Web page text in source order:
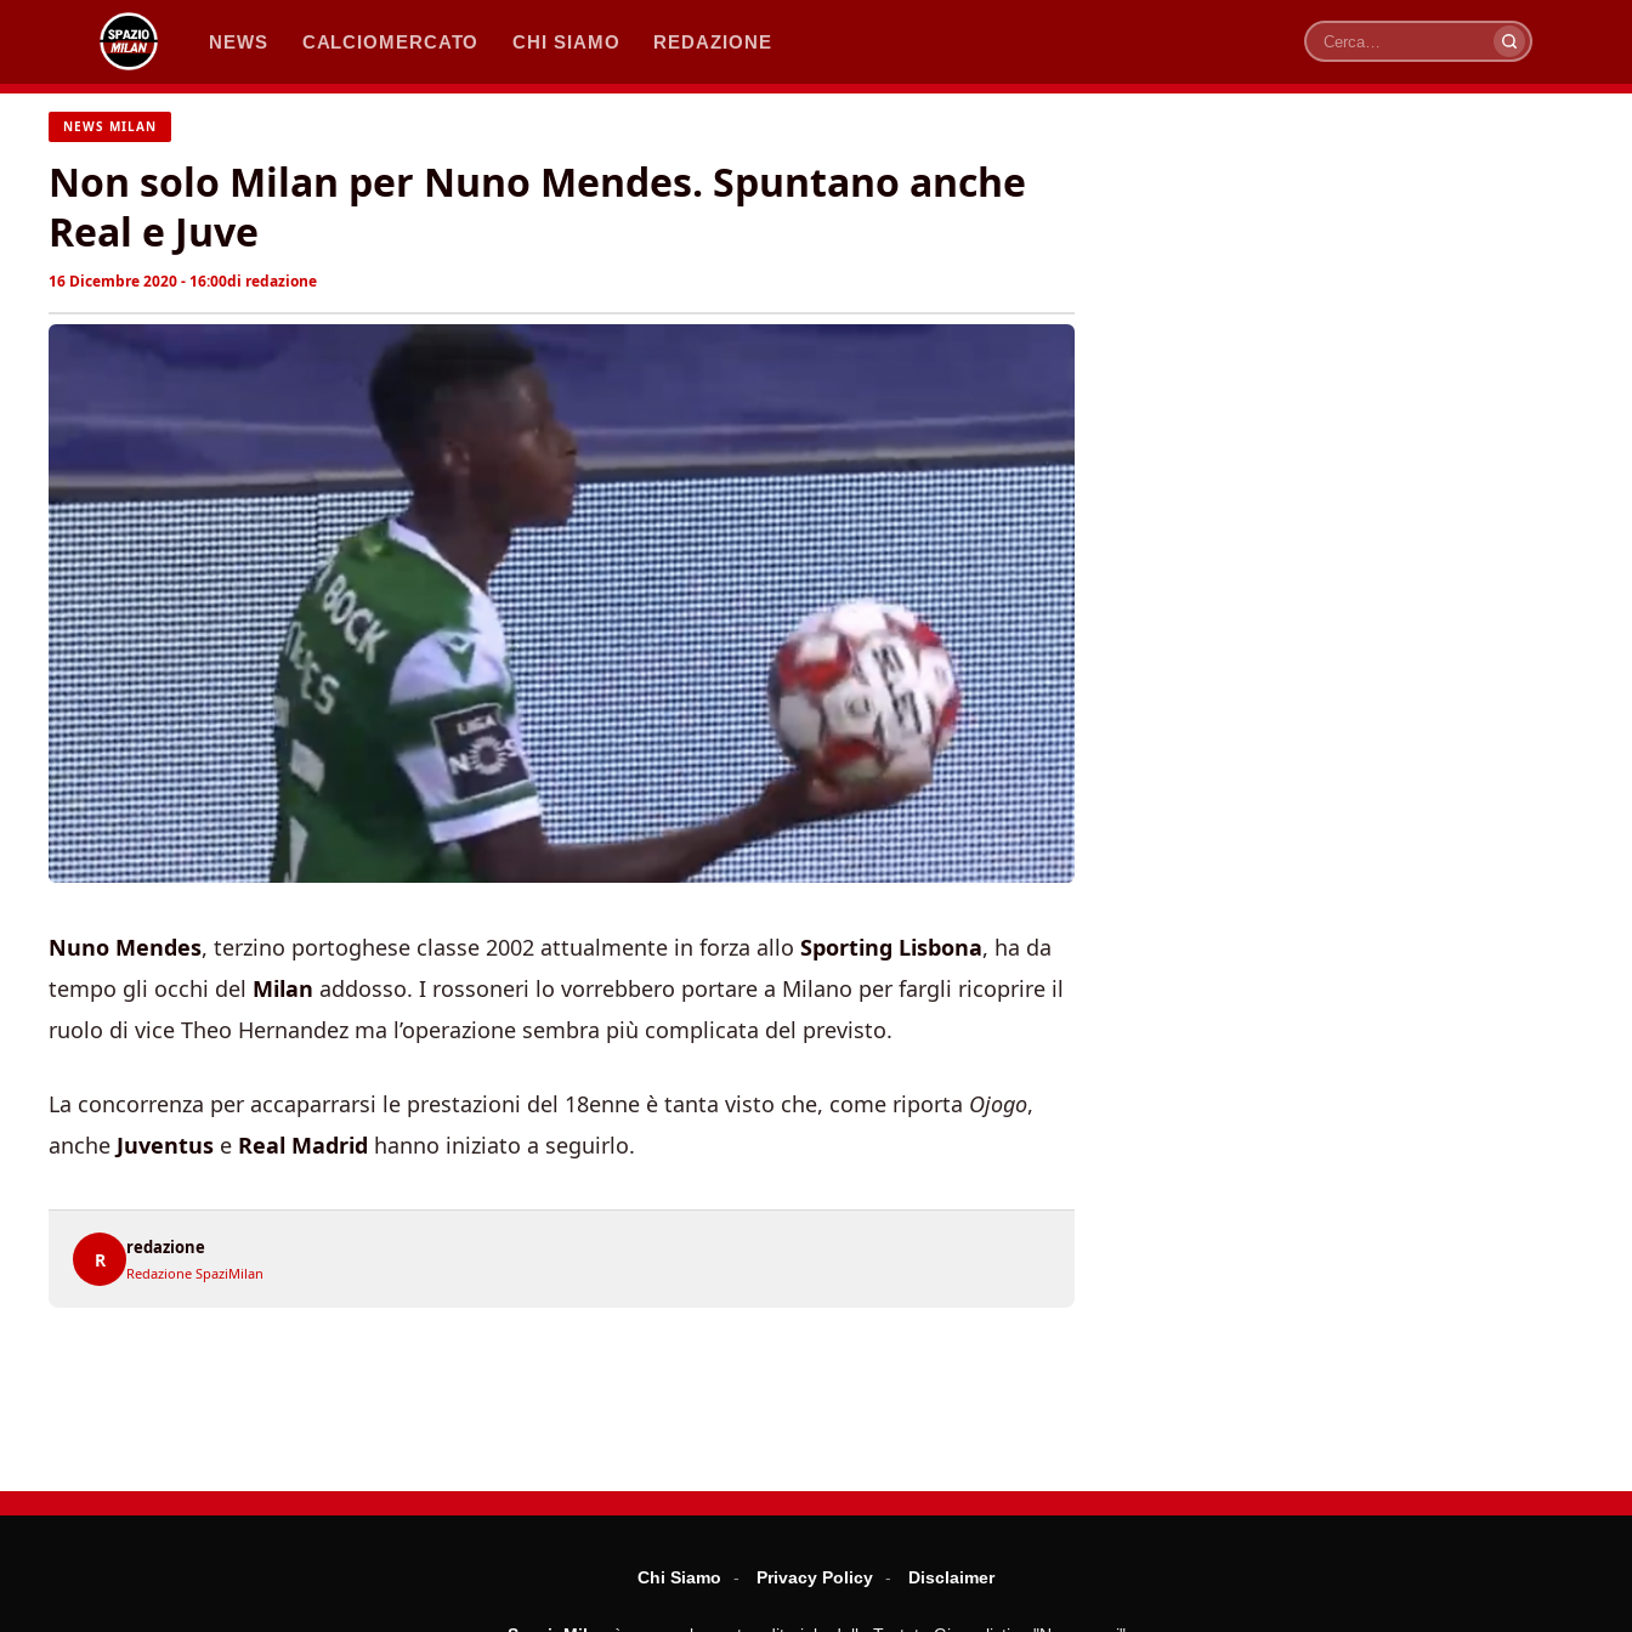
contenuto
NEWS CALCIOMERCATO CHI SIAMO REDAZIONE
Cerca
NEWS MILAN
Non solo Milan per Nuno Mendes. Spuntano anche
Real e Juve
16 Dicembre 2020 - 16:00di redazione
Nuno Mendes, terzino portoghese classe 2002 attualmente in forza allo Sporting Lisbona, ha da
tempo gli occhi del Milan addosso. I rossoneri lo vorrebbero portare a Milano per fargli ricoprire il
ruolo di vice Theo Hernandez ma l’operazione sembra più complicata del previsto.
La concorrenza per accaparrarsi le prestazioni del 18enne è tanta visto che, come riporta Ojogo,
anche Juventus e Real Madrid hanno iniziato a seguirlo.
R
redazione
Redazione SpaziMilan
Chi Siamo Privacy Policy Disclaimer